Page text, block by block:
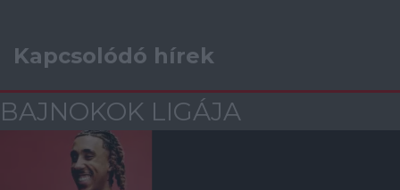
Kapcsolódó hírek
BAJNOKOK LIGÁJA